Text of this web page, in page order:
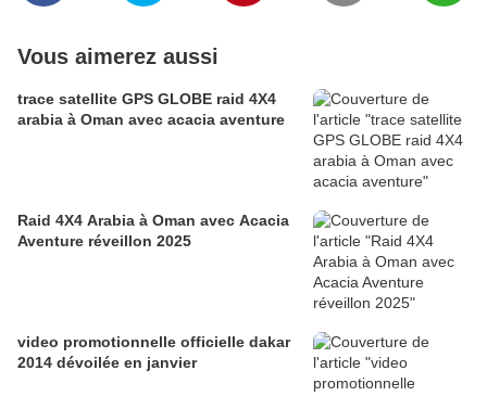
Vous aimerez aussi
trace satellite GPS GLOBE raid 4X4
arabia à Oman avec acacia aventure
Raid 4X4 Arabia à Oman avec Acacia
Aventure réveillon 2025
video promotionnelle officielle dakar
2014 dévoilée en janvier